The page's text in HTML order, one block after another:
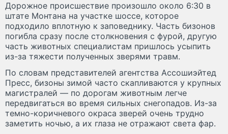
Дорожное происшествие произошло около 6:30 в
штате Монтана на участке шоссе, которое
подходило вплотную к заповеднику. Часть бизонов
погибла сразу после столкновения с фурой, другую
часть животных специалистам пришлось усыпить
из-за тяжести полученных зверями травм.
По словам представителей агентства Ассошиэйтед
Пресс, бизоны зимой часто скапливаются у крупных
магистралей — по дорогам животным легче
передвигаться во время сильных снегопадов. Из-за
темно-коричневого окраса зверей очень трудно
заметить ночью, а их глаза не отражают света фар.